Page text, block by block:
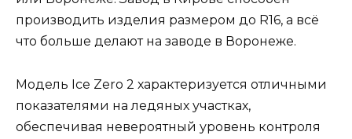
производить изделия размером до R16, а всё
что больше делают на заводе в Воронеже.
Модель Ice Zero 2 характеризуется отличными
показателями на ледяных участках,
обеспечивая невероятный уровень контроля